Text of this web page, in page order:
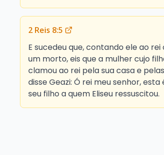
2 Reis 8:5
E sucedeu que, contando ele ao
um morto, eis que a mulher cujo
clamou ao rei pela sua casa e
disse Geazi: Ó rei meu senhor,
seu filho a quem Eliseu ressuscitou.